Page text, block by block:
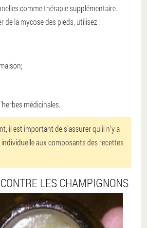
comme thérapie supplémentaire.
de la mycose des pieds, utilisez :
médicinales.
il est important de s'assurer qu'il n'y a
aux composants des recettes
LES CHAMPIGNONS